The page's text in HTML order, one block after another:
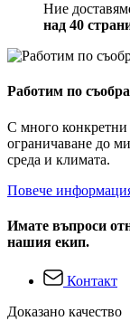
Ние
над 40
Работим по
С много конкретни
ограничаване до
среда и климата.
Повече
Имате въпроси
нашия екип.
Контакт
Доказано качество